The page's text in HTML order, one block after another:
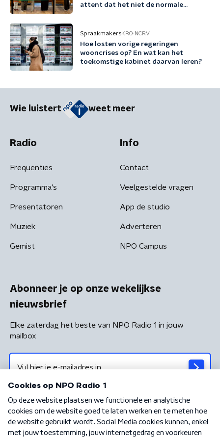
attent dat het niet de normale
SpraakmakersKRO-NCRV
Hoe losten vorige regeringen
wooncrises op? En wat kan het
toekomstige kabinet daarvan leren?
Wie luistert weet meer
Radio
Frequenties
Programma's
Presentatoren
Muziek
Gemist
Info
Contact
Veelgestelde vragen
App de studio
Adverteren
NPO Campus
Abonneer je op onze wekelijkse
nieuwsbrief
Elke zaterdag het beste van NPO Radio 1 in jouw
mailbox
Algemene voorwaarden